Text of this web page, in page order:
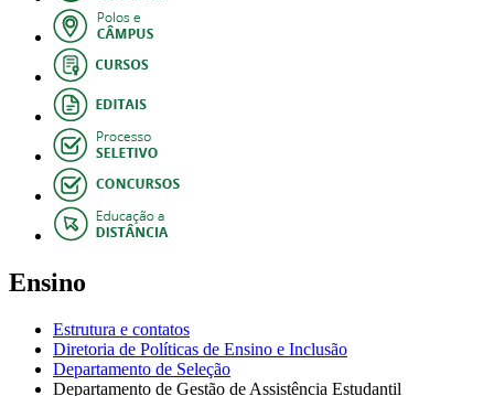
Ensino
Estrutura e contatos
Diretoria de Políticas de Ensino e Inclusão
Departamento de Seleção
Departamento de Gestão de Assistência Estudantil